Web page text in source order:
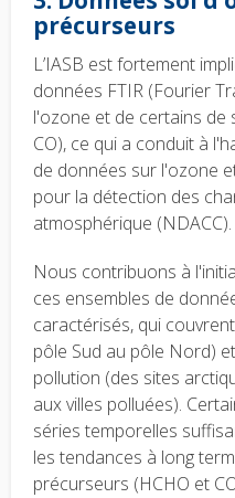
précurseurs
L’IASB est fortement
données FTIR (Fourier
l'ozone et de certains de
CO), ce qui a conduit à
de données sur l'ozone
pour la détection des
atmosphérique (NDACC).
Nous contribuons à
ces ensembles de
caractérisés, qui
pôle Sud au pôle Nord)
pollution (des sites
aux villes polluées).
séries temporelles
les tendances à long
précurseurs (HCHO et